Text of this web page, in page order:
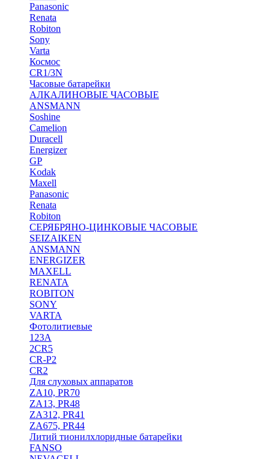
Panasonic
Renata
Robiton
Sony
Varta
Космос
CR1/3N
Часовые батарейки
АЛКАЛИНОВЫЕ ЧАСОВЫЕ
ANSMANN
Soshine
Camelion
Duracell
Energizer
GP
Kodak
Maxell
Panasonic
Renata
Robiton
СЕРЯБРЯНО-ЦИНКОВЫЕ ЧАСОВЫЕ
SEIZAIKEN
ANSMANN
ENERGIZER
MAXELL
RENATA
ROBITON
SONY
VARTA
Фотолитиевые
123A
2CR5
CR-P2
CR2
Для слуховых аппаратов
ZA10, PR70
ZA13, PR48
ZA312, PR41
ZA675, PR44
Литий тионилхлоридные батарейки
FANSO